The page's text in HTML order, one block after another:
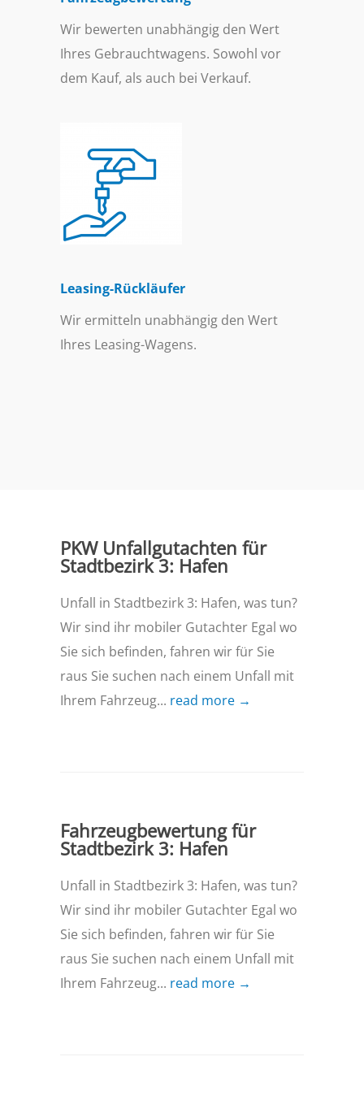
Wir bewerten unabhängig den Wert
Ihres Gebrauchtwagens. Sowohl vor
dem Kauf, als auch bei Verkauf.
Leasing-Rückläufer
Wir ermitteln unabhängig den Wert
Ihres Leasing-Wagens.
PKW Unfallgutachten für
Stadtbezirk 3: Hafen
Unfall in Stadtbezirk 3: Hafen, was tun?
Wir sind ihr mobiler Gutachter Egal wo
Sie sich befinden, fahren wir für Sie
raus Sie suchen nach einem Unfall mit
Ihrem Fahrzeug... read more →
Fahrzeugbewertung für
Stadtbezirk 3: Hafen
Unfall in Stadtbezirk 3: Hafen, was tun?
Wir sind ihr mobiler Gutachter Egal wo
Sie sich befinden, fahren wir für Sie
raus Sie suchen nach einem Unfall mit
Ihrem Fahrzeug... read more →